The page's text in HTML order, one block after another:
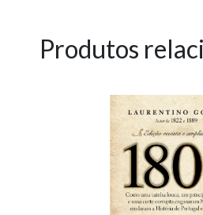
Produtos